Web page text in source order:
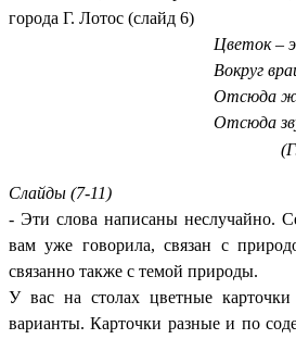
города Г. Лотос (слайд 6)
Цветок –
Вокруг
Отсюда
Отсюда
Слайды (7-11)
- Эти слова написаны неслучайно.
вам уже говорила, связан с
связанно также с темой природы.
У вас на столах цветные
варианты. Карточки разные и по